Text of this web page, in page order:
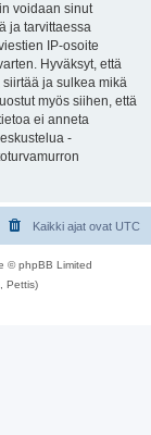
voidaan sinut
ja tarvittaessa
IP-osoite
Hyväksyt, että
ja sulkea mikä
myös siihen, että
ei anneta
-
Kaikki ajat ovat UTC
© phpBB Limited
Pettis)